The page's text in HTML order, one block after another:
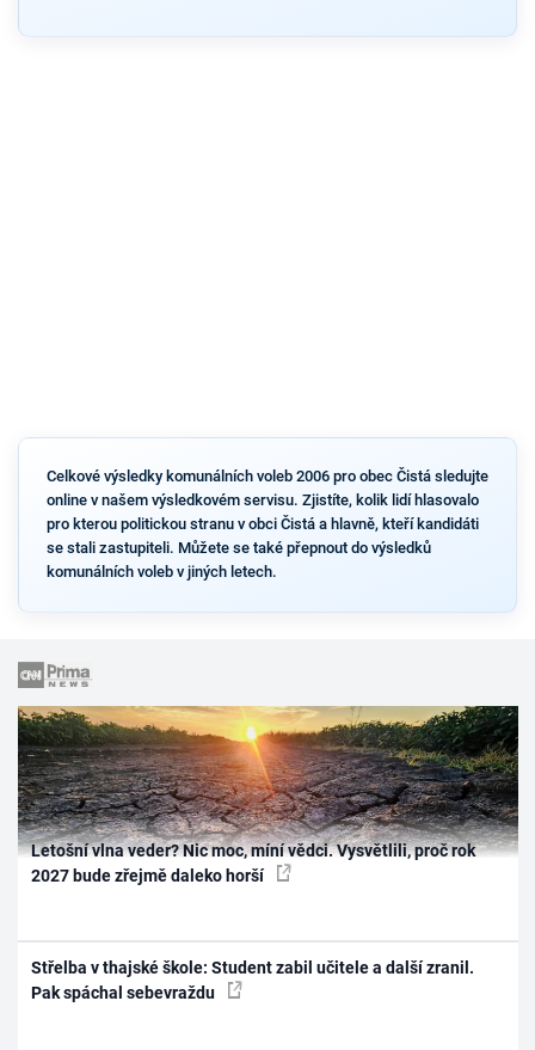
Celkové výsledky komunálních voleb 2006 pro obec Čistá sledujte
online v našem výsledkovém servisu. Zjistíte, kolik lidí hlasovalo
pro kterou politickou stranu v obci Čistá a hlavně, kteří kandidáti
se stali zastupiteli. Můžete se také přepnout do výsledků
komunálních voleb v jiných letech.
Letošní vlna veder? Nic moc, míní vědci. Vysvětlili, proč rok
2027 bude zřejmě daleko horší
Střelba v thajské škole: Student zabil učitele a další zranil.
Pak spáchal sebevraždu